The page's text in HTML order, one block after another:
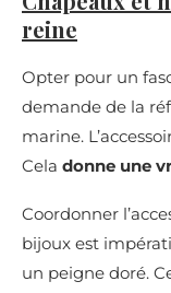
reine
Opter pour un
demande de la
marine.
Cela donne une
Coordonner
bijoux est
un peigne doré.